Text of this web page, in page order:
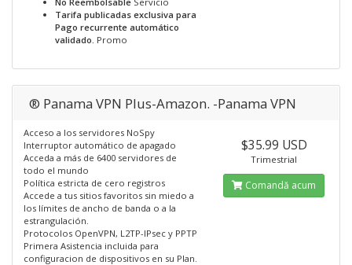
Tarifa publicadas exclusiva para
Pago recurrente automático
validado. Promo
® Panama VPN Plus-Amazon. -Panama VPN
Acceso a los servidores NoSpy
Interruptor automático de apagado
Acceda a más de 6400 servidores de
todo el mundo
Política estricta de cero registros
Accede a tus sitios favoritos sin miedo a
los límites de ancho de banda o a la
estrangulación.
Protocolos OpenVPN, L2TP-IPsec y PPTP
Primera Asistencia incluida para
configuracion de dispositivos en su Plan.
$35.99 USD
Trimestrial
Comandă acum